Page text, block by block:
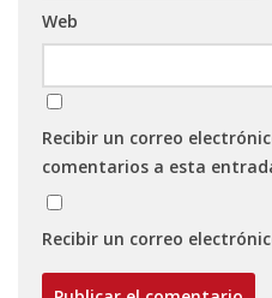
Web
Recibir un correo
comentarios a esta
Recibir un correo